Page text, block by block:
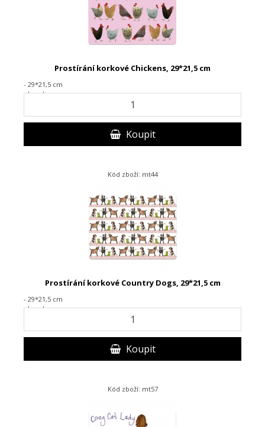
Prostírání korkové Chickens, 29*21,5 cm
- 29*21,5 cm
- korek
Koupit
Kód zboží: mt44
Prostírání korkové Country Dogs, 29*21,5 cm
- 29*21,5 cm
- korek
Koupit
Kód zboží: mt57